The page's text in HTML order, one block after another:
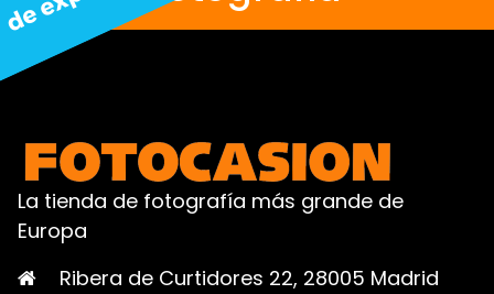
La tienda de fotografía más grande de
Europa
Ribera de Curtidores 22, 28005 Madrid